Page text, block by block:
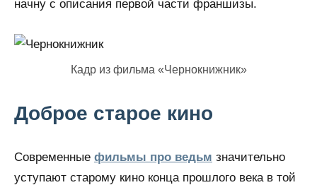
начну с описания первой части франшизы.
Кадр из фильма «Чернокнижник»
Доброе старое кино
Современные фильмы про ведьм значительно
уступают старому кино конца прошлого века в той